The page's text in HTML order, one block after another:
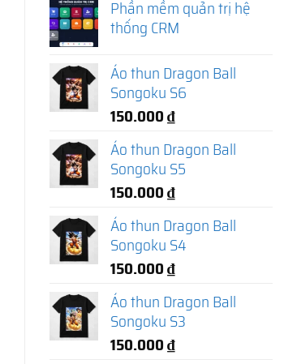
Phần mềm quản trị hệ
thống CRM
Áo thun Dragon Ball
Songoku S6
150.000₫
Áo thun Dragon Ball
Songoku S5
150.000₫
Áo thun Dragon Ball
Songoku S4
150.000₫
Áo thun Dragon Ball
Songoku S3
150.000₫